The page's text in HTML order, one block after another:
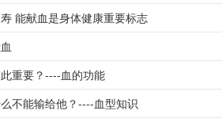
能献血是身体健康重要标志
重要？----血的功能
不能输给他？----血型知识